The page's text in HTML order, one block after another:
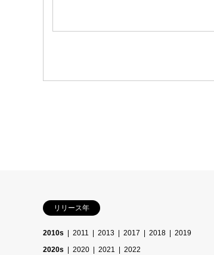
リリース年
2010s 2011 2013 2017 2018
2019
2020s
2020 2021 2022